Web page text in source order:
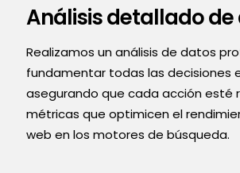
Análisis detallado
Realizamos un análisis de datos
fundamentar todas las decisiones
asegurando que cada acción esté
métricas que optimicen el
web en los motores de búsqueda.